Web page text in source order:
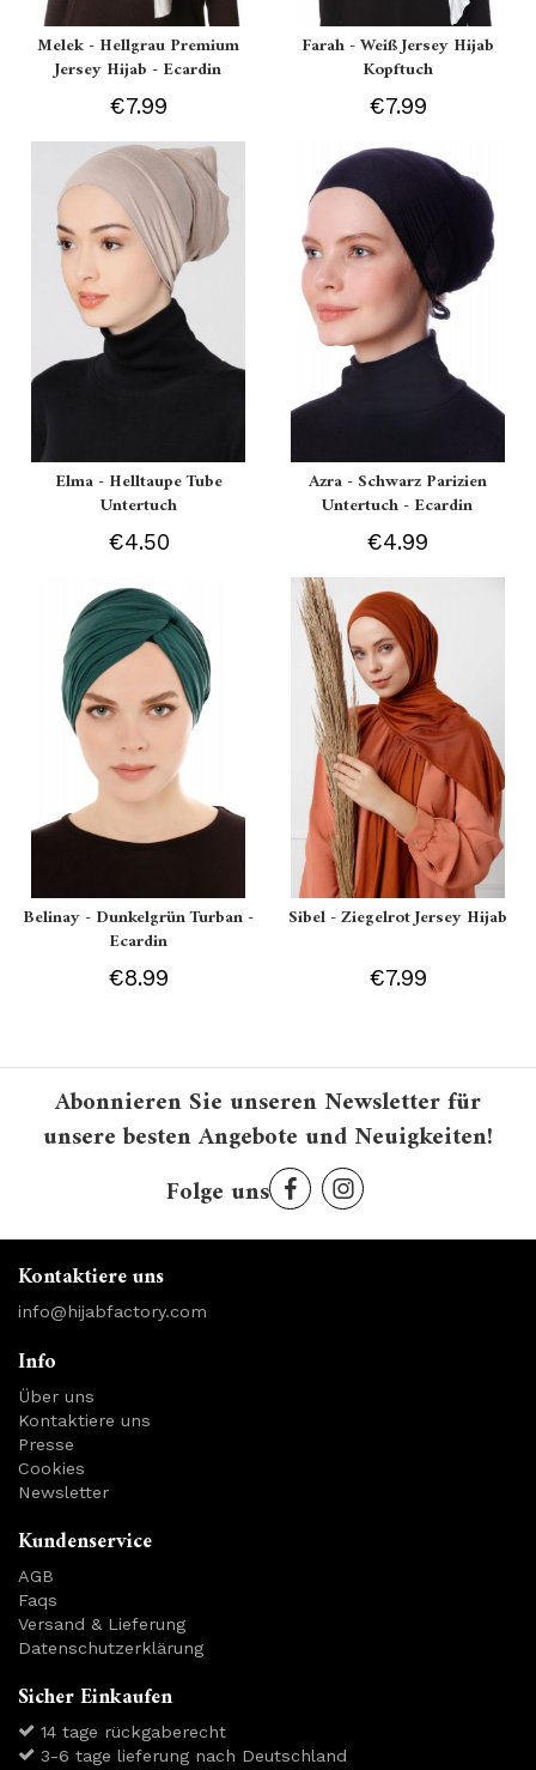
Melek - Hellgrau Premium
Jersey Hijab - Ecardin
€7.99
Farah - Weiß Jersey Hijab
Kopftuch
€7.99
Elma - Helltaupe Tube
Untertuch
€4.50
Azra - Schwarz Parizien
Untertuch - Ecardin
€4.99
Belinay - Dunkelgrün Turban -
Ecardin
€8.99
Sibel - Ziegelrot Jersey Hijab
€7.99
Abonnieren Sie unseren Newsletter für
unsere besten Angebote und Neuigkeiten!
Folge uns
Kontaktiere uns
info@hijabfactory.com
Info
Über uns
Kontaktiere uns
Presse
Cookies
Newsletter
Kundenservice
AGB
Faqs
Versand & Lieferung
Datenschutzerklärung
Sicher Einkaufen
14 tage rückgaberecht
3-6 tage lieferung nach Deutschland